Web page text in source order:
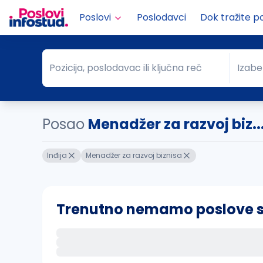
Poslovi Poslodavci Dok tražite
Pozicija, poslodavac ili ključna reč
Pozicija, poslodavac ili ključna reč Grad
Posao Menadžer za razvoj
Inđija Menadžer za razvoj biznisa
Trenutno nemamo poslove